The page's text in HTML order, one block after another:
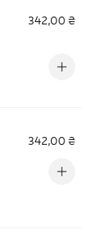
342,00 ₴
342,00 ₴